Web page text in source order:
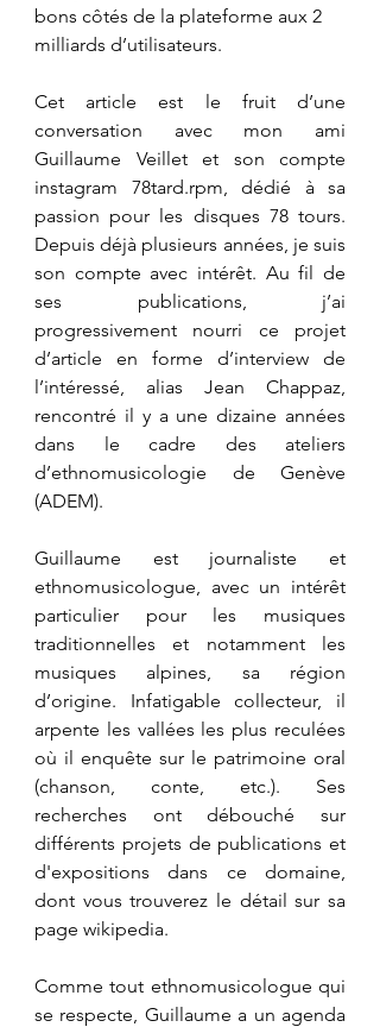
bons côtés de la plateforme aux 2
milliards d’utilisateurs.
Cet article est le fruit d’une
conversation avec mon ami
Guillaume Veillet et son compte
instagram 78tard.rpm, dédié à sa
passion pour les disques 78 tours.
Depuis déjà plusieurs années, je suis
son compte avec intérêt. Au fil de
ses publications, j’ai
progressivement nourri ce projet
d’article en forme d’interview de
l’intéressé, alias Jean Chappaz,
rencontré il y a une dizaine années
dans le cadre des ateliers
d’ethnomusicologie de Genève
(ADEM).
Guillaume est journaliste et
ethnomusicologue, avec un intérêt
particulier pour les musiques
traditionnelles et notamment les
musiques alpines, sa région
d’origine. Infatigable collecteur, il
arpente les vallées les plus reculées
où il enquête sur le patrimoine oral
(chanson, conte, etc.). Ses
recherches ont débouché sur
différents projets de publications et
d'expositions dans ce domaine,
page wikipedia.
Comme tout ethnomusicologue qui
se respecte, Guillaume a un agenda